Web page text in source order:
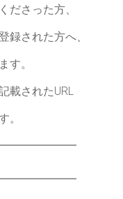
ださった方、
録された方へ、
す。
載されたURL
。